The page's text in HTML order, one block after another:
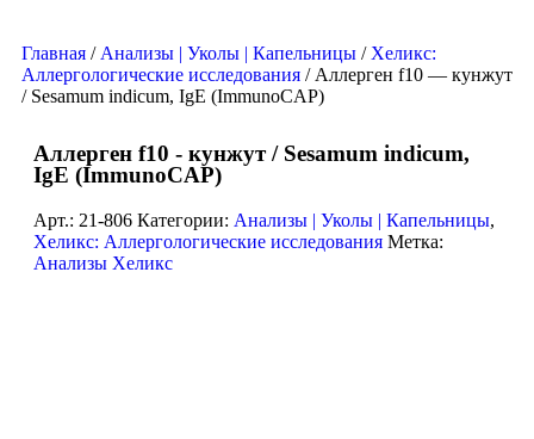
Главная / Анализы | Уколы | Капельницы / Хеликс:
Аллергологические исследования / Аллерген f10 — кунжут
/ Sesamum indicum, IgE (ImmunoCAP)
Аллерген f10 - кунжут / Sesamum indicum,
IgE (ImmunoCAP)
Арт.: 21-806 Категории: Анализы | Уколы | Капельницы,
Хеликс: Аллергологические исследования Метка:
Анализы Хеликс